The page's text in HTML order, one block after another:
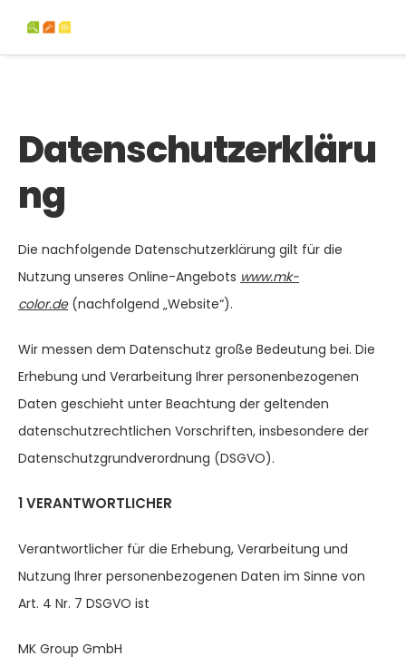
Datenschutzerkläru
ng
Die nachfolgende Datenschutzerklärung gilt für die
Nutzung unseres Online-Angebots www.mk-
color.de (nachfolgend „Website“).
Wir messen dem Datenschutz große Bedeutung bei. Die
Erhebung und Verarbeitung Ihrer personenbezogenen
Daten geschieht unter Beachtung der geltenden
datenschutzrechtlichen Vorschriften, insbesondere der
Datenschutzgrundverordnung (DSGVO).
1 VERANTWORTLICHER
Verantwortlicher für die Erhebung, Verarbeitung und
Nutzung Ihrer personenbezogenen Daten im Sinne von
Art. 4 Nr. 7 DSGVO ist
MK Group GmbH